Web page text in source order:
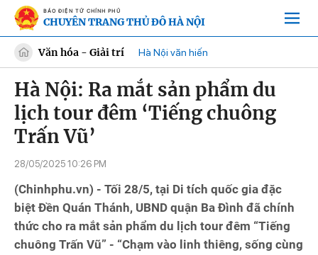
BÁO ĐIỆN TỬ CHÍNH PHỦ
CHUYÊN TRANG THỦ ĐÔ HÀ NỘI
Văn hóa - Giải trí Hà Nội văn hiến
Hà Nội: Ra mắt sản phẩm du
lịch tour đêm ‘Tiếng chuông
Trấn Vũ’
28/05/2025 10:26 PM
(Chinhphu.vn) - Tối 28/5, tại Di tích quốc gia đặc
biệt Đền Quán Thánh, UBND quận Ba Đình đã chính
thức cho ra mắt sản phẩm du lịch tour đêm “Tiếng
chuông Trấn Vũ” - “Chạm vào linh thiêng, sống cùng